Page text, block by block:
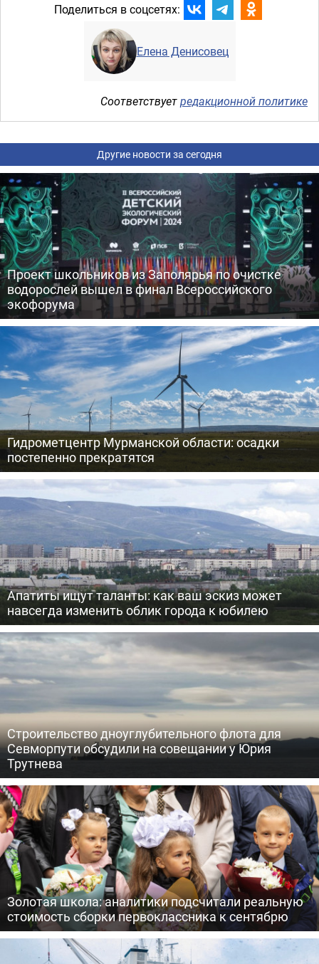
Поделиться в соцсетях:
Елена Денисовец
Соответствуетредакционной политике
Другие новости за сегодня
Проект школьников из Заполярья по очистке
водорослей вышел в финал Всероссийского
экофорума
Гидрометцентр Мурманской области: осадки
постепенно прекратятся
Апатиты ищут таланты: как ваш эскиз может
навсегда изменить облик города к юбилею
Строительство дноуглубительного флота для
Севморпути обсудили на совещании у Юрия
Трутнева
Золотая школа: аналитики подсчитали реальную
стоимость сборки первоклассника к сентябрю